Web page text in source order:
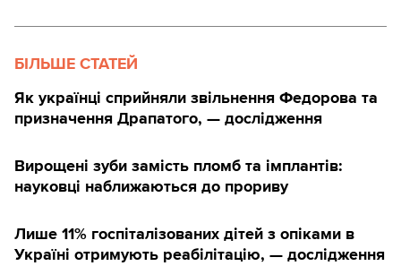
БІЛЬШЕ СТАТЕЙ
Як українці сприйняли звільнення Федорова та
призначення Драпатого, — дослідження
Вирощені зуби замість пломб та імплантів:
науковці наближаються до прориву
Лише 11% госпіталізованих дітей з опіками в
Україні отримують реабілітацію, — дослідження